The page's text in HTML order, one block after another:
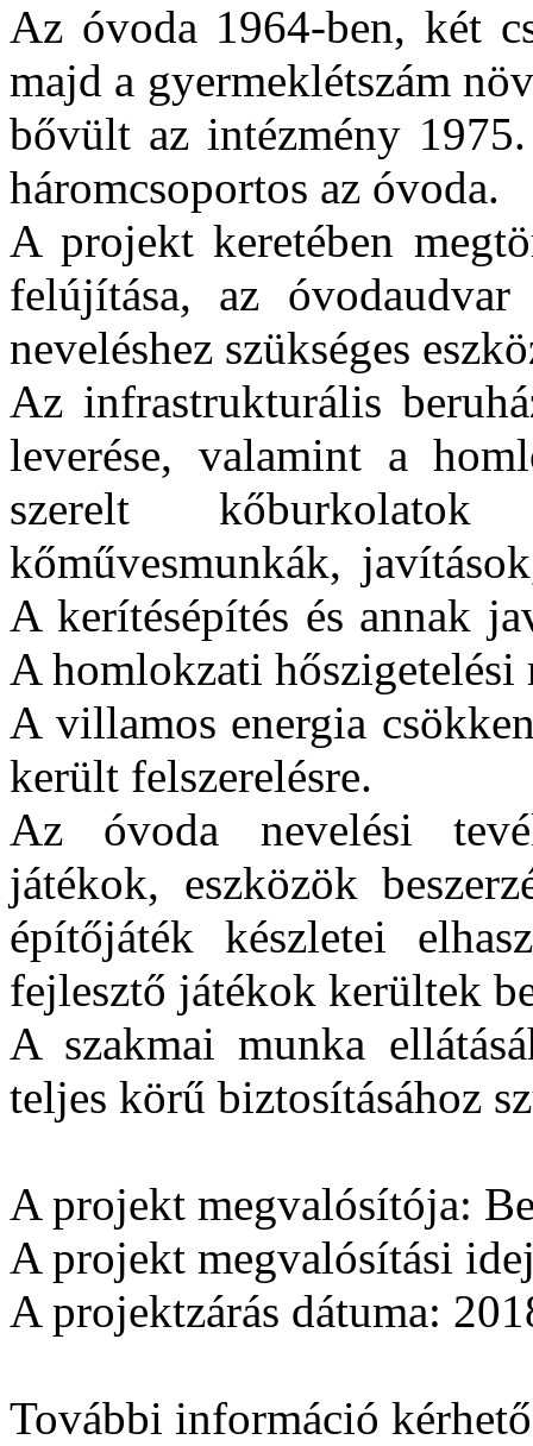
Az óvoda 1964-ben, két
majd a gyermeklétszám
bővült az intézmény
háromcsoportos az óvoda.
A projekt keretében
felújítása, az
neveléshez szükséges
Az infrastrukturális
leverése, valamint a
szerelt
kőművesmunkák,
A kerítésépítés és annak
A homlokzati
A villamos energia
került felszerelésre.
Az óvoda nevelési
játékok, eszközök
építőjáték készletei
fejlesztő játékok kerültek
A szakmai munka
teljes körű biztosításához
A projekt megvalósítója:
A projekt megvalósítási
A projektzárás dátuma:
További információ